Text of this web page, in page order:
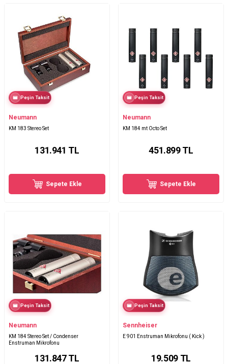
Peşin Taksit
Neumann
KM 183 Stereo Set
131.941 TL
Sepete Ekle
Peşin Taksit
Neumann
KM 184 mt Octo Set
451.899TL
Sepete Ekle
Peşin Taksit
Neumann
KM 184 Stereo Set / Condenser
Enstruman Mikrofonu
131.847TL
Peşin Taksit
Sennheiser
E 901 Enstruman Mikrofonu ( Kick )
19.509TL